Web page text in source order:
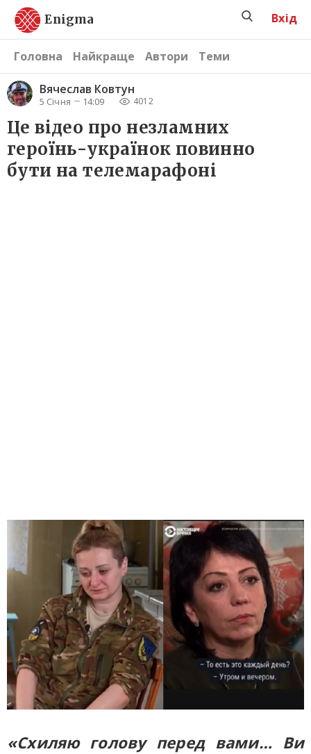
Enigma
Головна Найкраще Автори Теми
Вхід
Вячеслав Ковтун
5 Січня 14:09 4012
Це відео про незламних
героїнь-українок повинно
бути на телемарафоні
«Схиляю голову перед вами… Ви